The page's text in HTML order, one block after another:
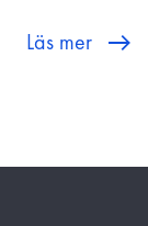
Läs mer